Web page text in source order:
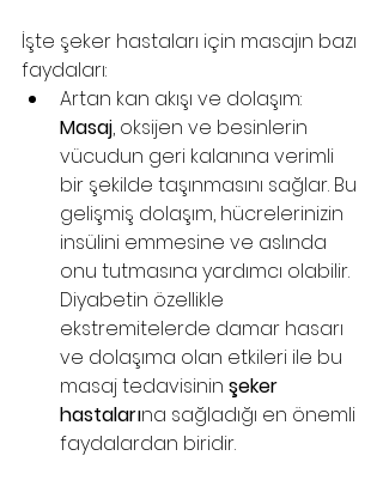
İşte şeker hastaları için masajın bazı
faydaları:
Artan kan akışı ve dolaşım:
Masaj, oksijen ve besinlerin
vücudun geri kalanına verimli
bir şekilde taşınmasını sağlar. Bu
gelişmiş dolaşım, hücrelerinizin
insülini emmesine ve aslında
onu tutmasına yardımcı olabilir.
Diyabetin özellikle
ekstremitelerde damar hasarı
ve dolaşıma olan etkileri ile bu
masaj tedavisinin şeker
hastalarına sağladığı en önemli
faydalardan biridir.